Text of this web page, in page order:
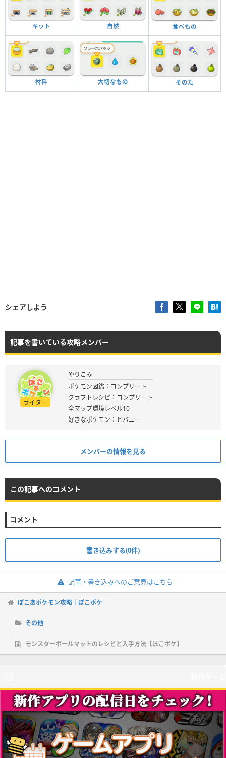
キット 自然 食べもの
材料 大切なもの そのた
シェアしよう
記事を書いている攻略メンバー
ライター
やりこみ
ポケモン図鑑：コンプリート
クラフトレシピ：コンプリート
全マップ環境レベル10
好きなポケモン：ヒバニー
メンバーの情報を見る
この記事へのコメント
コメント
書き込みする(0件)
記事・書き込みへのご意見はこちら
ぽこあポケモン攻略｜ぽこポケ
その他
モンスターボールマットのレシピと入手方法【ぽこポケ】